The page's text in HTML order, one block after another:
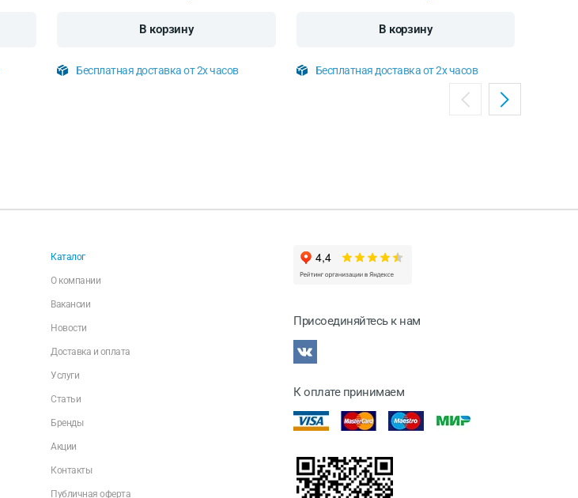
В корзину
Бесплатная доставка от 2х часов
В корзину
Бесплатная доставка от 2х часов
Каталог
О компании
Вакансии
Новости
Доставка и оплата
Услуги
Статьи
Бренды
Акции
Контакты
Публичная оферта
Присоединяйтесь к нам
К оплате принимаем